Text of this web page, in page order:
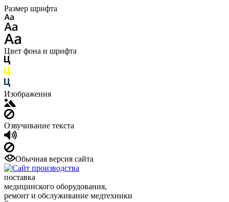
Размер шрифта
Цвет фона и шрифта
Изображения
Озвучивание текста
Обычная версия сайта
поставка
медицинского оборудования,
ремонт и обслуживание медтехники